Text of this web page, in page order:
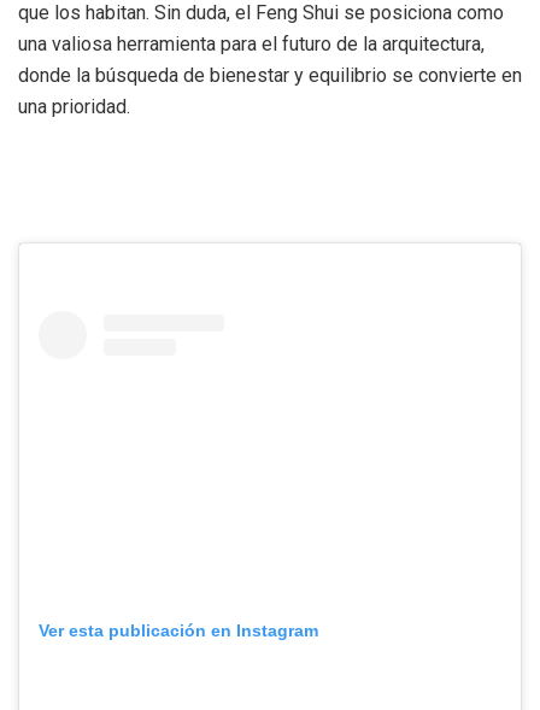
que los habitan. Sin duda, el Feng Shui se posiciona como
una valiosa herramienta para el futuro de la arquitectura,
donde la búsqueda de bienestar y equilibrio se convierte en
una prioridad.
Ver esta publicación en Instagram